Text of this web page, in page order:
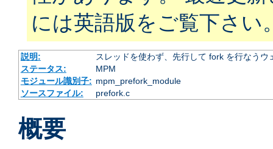
には英語版をご覧下さい
説明:
スレッドを使わず、先行して fork を行なうウ
ステータス:
MPM
モジュール識別子: mpm_prefork_module
ソースファイル:
prefork.c
概要